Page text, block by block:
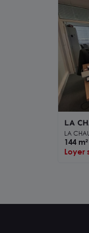
LA
A10 À
LA
144 m²
Loyer